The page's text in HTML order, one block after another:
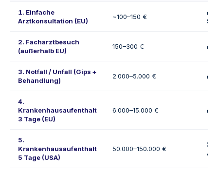
1. Einfache
Arztkonsultation (EU)
~100–150 €
✔️
2. Facharztbesuch
(außerhalb EU)
150–300 € ✔️
3. Notfall / Unfall (Gips +
Behandlung)
2.000–5.000 € ✔️
4.
Krankenhausaufenthalt
3 Tage (EU)
6.000–15.000 € ✔️
5.
Krankenhausaufenthalt
5 Tage (USA)
50.000–150.000 €
❌